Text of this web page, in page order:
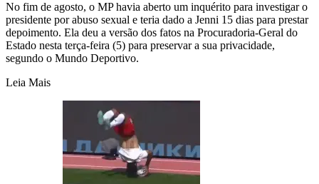
No fim de agosto, o MP havia aberto um inquérito para investigar o
presidente por abuso sexual e teria dado a Jenni 15 dias para prestar
depoimento. Ela deu a versão dos fatos na Procuradoria-Geral do
Estado nesta terça-feira (5) para preservar a sua privacidade,
segundo o Mundo Deportivo.
Leia Mais